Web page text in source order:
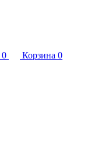
0 Корзина 0